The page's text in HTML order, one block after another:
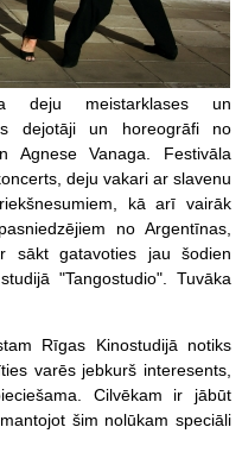
deju meistarklases un
dejotāji un horeogrāfi no
Agnese Vanaga. Festivāla
deju vakari ar slavenu
kā arī vairāk
no Argentīnas,
sākt gatavoties jau šodien
"Tangostudio". Tuvāka
Rīgas Kinostudijā notiks
varēs jebkurš interesents,
Cilvēkam ir jābūt
šim nolūkam speciāli